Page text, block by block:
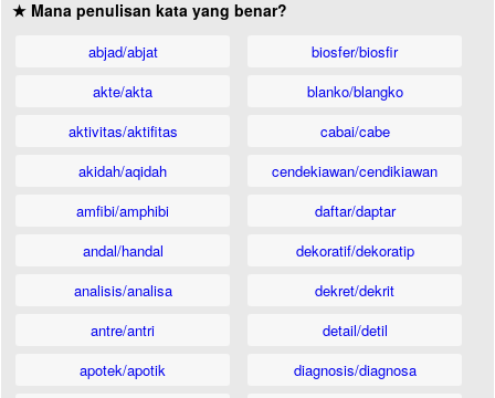
★ Mana penulisan kata yang benar?
abjad/abjat
akte/akta
aktivitas/aktifitas
akidah/aqidah
amfibi/amphibi
andal/handal
analisis/analisa
antre/antri
apotek/apotik
biosfer/biosfir
blanko/blangko
cabai/cabe
cendekiawan/cendikiawan
daftar/daptar
dekoratif/dekoratip
dekret/dekrit
detail/detil
diagnosis/diagnosa